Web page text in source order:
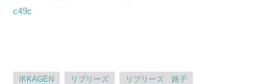
c49c
IKKAGEN リプリーズ リプリーズ 銚子